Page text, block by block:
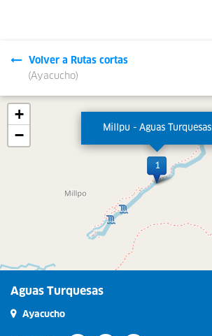
Volver a Rutas cortas
(Ayacucho)
Millpu - Aguas Turquesas
+
−
Aguas Turquesas
Ayacucho